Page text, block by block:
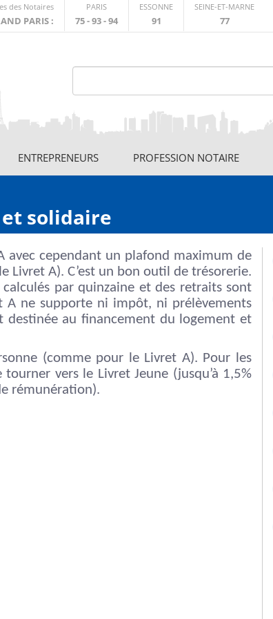
des Notaires
PARIS :
externe
PARIS
75 - 93 - 94
ESSONNE
91
SEINE-ET-MARNE
77
ENTREPRENEURS PROFESSION NOTAIRE
solidaire
avec cependant un plafond maximum de
Livret A). C’est un bon outil de trésorerie.
par quinzaine et des retraits sont
A ne supporte ni impôt, ni prélèvements
destinée au financement du logement et
(comme pour le Livret A). Pour les
vers le Livret Jeune (jusqu’à 1,5%
rémunération).